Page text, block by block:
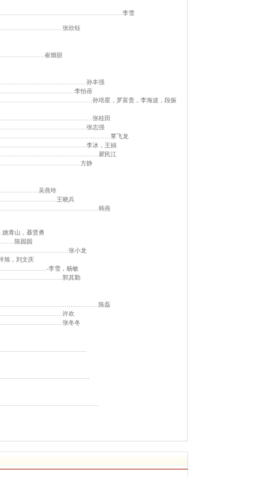
李雪
张欣钰
崔畑甜
孙丰强
李怡蓓
孙培星，罗富贵，李海波，段振
张桂田
张志强
覃飞龙
李冰，王娟
瞿民江
方静
吴燕玲
王晓兵
韩燕
山，聂贤勇
陈园园
张小龙
，刘文庆
李雪，杨敏
郭其勤
陈磊
许欢
张冬冬